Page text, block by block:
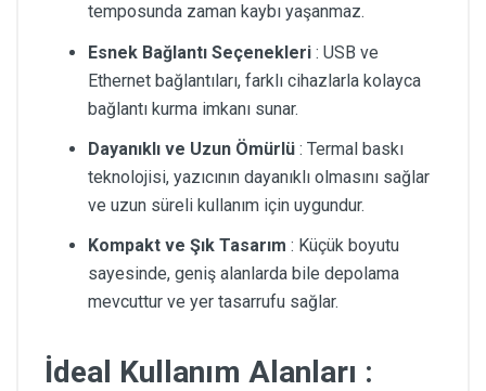
temposunda zaman kaybı yaşanmaz.
Esnek Bağlantı Seçenekleri : USB ve
Ethernet bağlantıları, farklı cihazlarla kolayca
bağlantı kurma imkanı sunar.
Dayanıklı ve Uzun Ömürlü : Termal baskı
teknolojisi, yazıcının dayanıklı olmasını sağlar
ve uzun süreli kullanım için uygundur.
Kompakt ve Şık Tasarım : Küçük boyutu
sayesinde, geniş alanlarda bile depolama
mevcuttur ve yer tasarrufu sağlar.
İdeal Kullanım Alanları :